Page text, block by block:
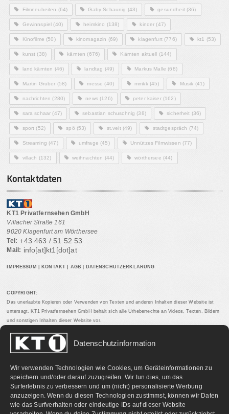
Datenschutzinformation
Wir verwenden Technologien wie Cookies, um Geräteinformationen zu
speichern und/oder darauf zuzugreifen. Wir tun dies, um das
Surferlebnis zu verbessern und um (nicht) personalisierte Werbung
anzuzeigen. Wenn du diesen Technologien zustimmst, können wir Daten
wie das Surfverhalten oder eindeutige IDs auf dieser Website
Filmneuheiten (64) Gaby Schaunig (43) gesundheit(36)
Gewinnspiel (40) heimkino (138) kinder (47)
Kinofilme (50) kinomagazin (69) klagenfurt(776) kt1 (53)
kunst (38) kärnten (676) Kärnten aktuell (144)
land kärnten (46) landtag (49) Markus Malle (68)
Martin Gruber (58) messe (40) mmkk(45) Musik (41)
nachrichten (280) news(126) peter kaiser(162)
sara schaar (47) sebastian schuschnig (38) sicherheit (36)
sport (52) spö (53) st.veit(49) stadtgespräch (74)
Streaming (47) umfrage (45) Unnützes Filmwissen (77)
villach (132) weihnachten (44) wörthersee (44)
Kontaktdaten
KT1 Privatfernsehen GmbH
Villacher Straße 161
9020 Klagenfurt am Wörthersee
Tel: +43 463 / 51 52 53
Mail: info[at]kt1[dot]at
IMPRESSUM KONTAKT AGB DATENSCHUTZERKLÄRUNG
COPYRIGHT:
Das unerlaubte Kopieren oder Verwenden von Texten und anderen Inhalten dieser Website ist
untersagt. KT1 Privatfernsehen GmbH behält sich alle Urheberrechte an Videos, Texten, Bildern
und sonstigen Inhalten dieser Website vor.
PARTNERLINKS: